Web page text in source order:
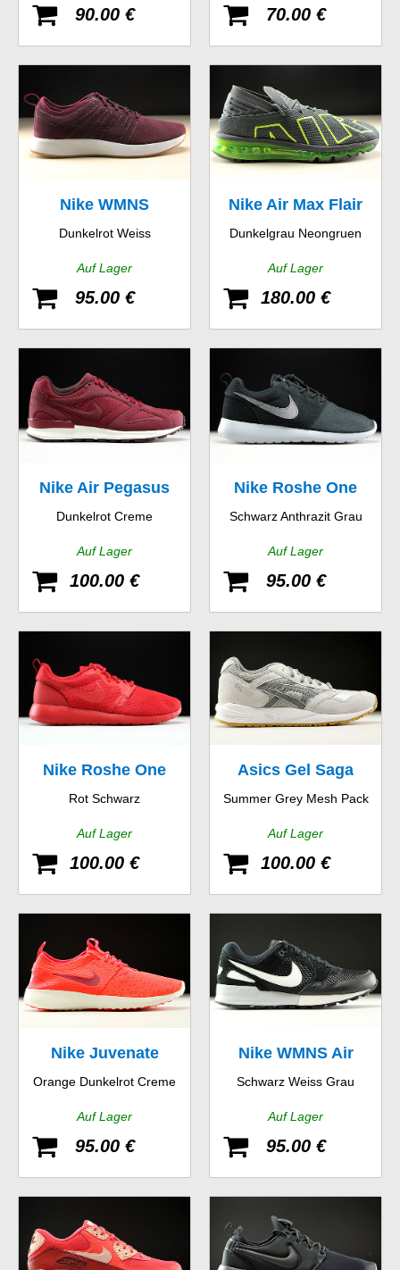
90.00 € 70.00 €
Nike WMNS
Dualtone Racer SE
Dunkelrot Weiss
Auf Lager
95.00 €
Nike Air Max Flair
Dunkelgrau Neongruen
Auf Lager
180.00 €
Nike Air Pegasus
New Racer
Dunkelrot Creme
Auf Lager
100.00 €
Nike Roshe One
Suede
Schwarz Anthrazit Grau
Auf Lager
95.00 €
Nike Roshe One
Hyp
Rot Schwarz
Auf Lager
100.00 €
Asics Gel Saga
Summer Grey Mesh Pack
Auf Lager
100.00 €
Nike Juvenate
Orange Dunkelrot Creme
Auf Lager
95.00 €
Nike WMNS Air
Pegasus 89
Schwarz Weiss Grau
Auf Lager
95.00 €